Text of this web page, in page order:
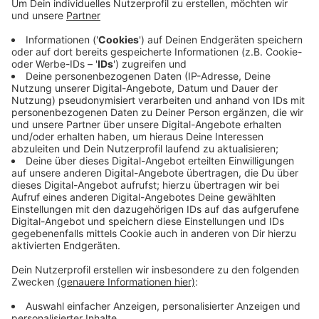
Bei den Krefeld Pinguinen hat der Kölner Eishockey-
Club am Abend mit 6:0 gewonnen, zwei Treffer
machte Haie-Verteidiger Maury Edwards. Für die Haie
war es der zweite Sieg im dritten Saisonspiel. Schon
am Sonntag müssen die Haie wieder ran, nämlich
zuhause gegen Augsburg. Los geht's hier um 19 Uhr in
der LANXESS arena.
Anzeige
Anzeige